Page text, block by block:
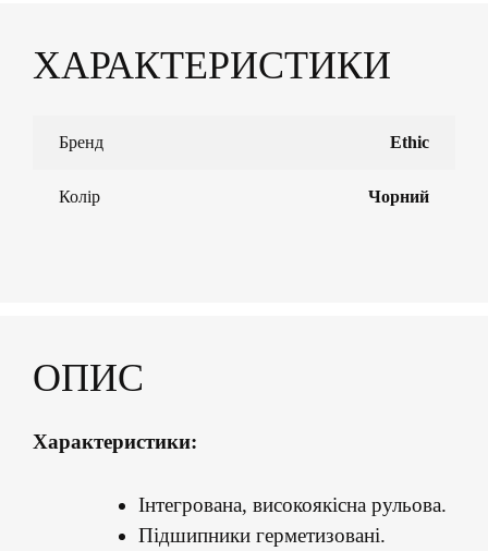
ХАРАКТЕРИСТИКИ
Бренд Ethic
Колір Чорний
ОПИС
Характеристики:
Інтегрована, високоякісна рульова.
Підшипники герметизовані.